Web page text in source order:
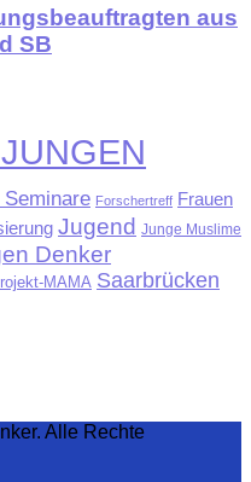
aus
SB
Forschertreff Frauen
Jugend Junge Muslime
Denker
MAMA Saarbrücken
Alle Rechte